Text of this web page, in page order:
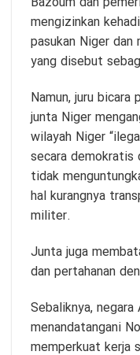
mengizinkan
pasukan Niger dan
yang disebut
Namun, juru bicara
junta Niger
wilayah Niger
secara demokratis
tidak
hal kurangnya
militer.
Junta juga
dan pertahanan
Sebaliknya,
menandatangani
memperkuat kerja